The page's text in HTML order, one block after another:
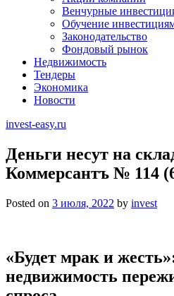
Венчурные
Обучение
Законодательство
Фондовый рынок
Недвижимость
Тендеры
Экономика
Новости
invest-easy.ru
Деньги несут на
Коммерсантъ № 114
Posted on 3 июля, 2022 by invest
«Будет мрак и
недвижимость